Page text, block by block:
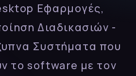
Εφαρμογές,
Διαδικασιών -
Συστήματα που
το software με τον